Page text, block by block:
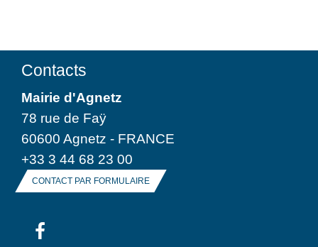
Contacts
Mairie d'Agnetz
78 rue de Faÿ
60600 Agnetz - FRANCE
+33 3 44 68 23 00
CONTACT PAR FORMULAIRE